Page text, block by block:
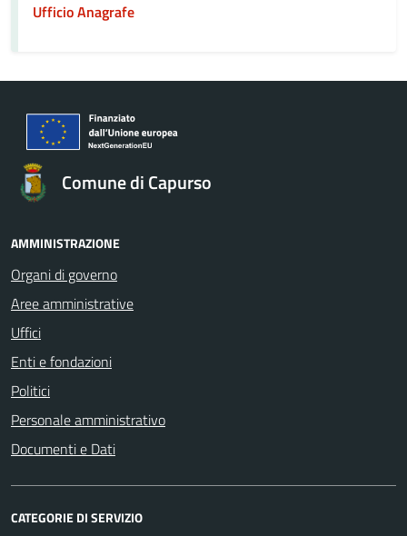
Ufficio Anagrafe
Comune di Capurso
AMMINISTRAZIONE
Organi di governo
Aree amministrative
Uffici
Enti e fondazioni
Politici
Personale amministrativo
Documenti e Dati
CATEGORIE DI SERVIZIO